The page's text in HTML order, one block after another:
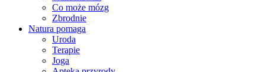
Co może mózg
Zbrodnie
Natura pomaga
Uroda
Terapie
Joga